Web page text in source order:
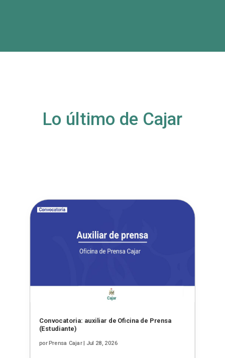
Lo último de Cajar
Convocatoria: auxiliar de Oficina de Prensa
(Estudiante)
porPrensa Cajar| Jul 28, 2026